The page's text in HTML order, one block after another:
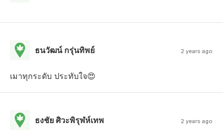
ธนวัฒน์ กรุ่นทิพย์ 2 years ago
เมาทุกระดับ ประทับใจ😍
ธงชัย ศิวะพิรุฬห์เทพ 2 years ago